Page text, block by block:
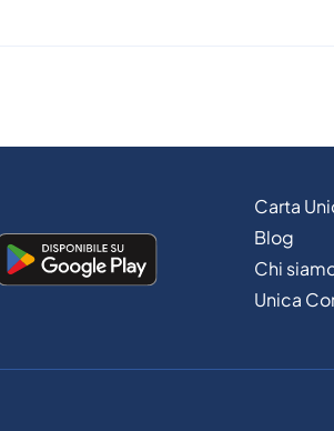
Carta
Blog
Chi
Unica